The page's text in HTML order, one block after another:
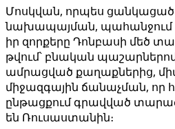
Մոսկվան, որպես
նախապայման, պահանջում
իր զորքերը Դոնբասի մեծ
թվում՝ բնական
ամրացված քաղաքներից,
միջազգային ճանաչման, որ
ընթացքում գրավված
են Ռուսաստանին։